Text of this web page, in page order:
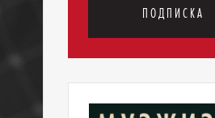
ПОДПИСКА